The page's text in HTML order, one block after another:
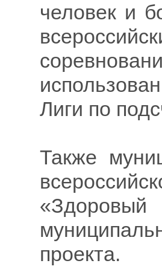
человек и
Лиги по
Также
проекта.